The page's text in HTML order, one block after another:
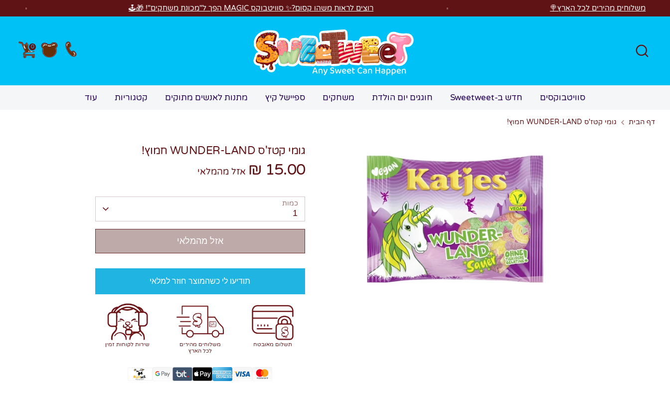
מהירים לכל הארץ🍭 רוצים לראות משהו קסום?✨ סוויטבוקס MAGIC הפך ל"מכונת משחקים"! 🎁🕹️
חיפוש 0
סוויטבוקסים חדש ב-Sweetweet חוגגים יום הולדת משחקים ספיישל קיץ מתנות לאנשים מתוקים קטגוריות עוד
דף הבית גומי קטז'ס WUNDER-LAND חמוץ!
גומי קטז'ס WUNDER-LAND חמוץ!
15.00 ₪ אזל מהמלאי
כמות
1
אזל מהמלאי
תודיעו לי כשהמוצר חוזר למלאי
תשלום מאובטח
משלוחים מהירים
לכל הארץ
שירות לקוחות זמין